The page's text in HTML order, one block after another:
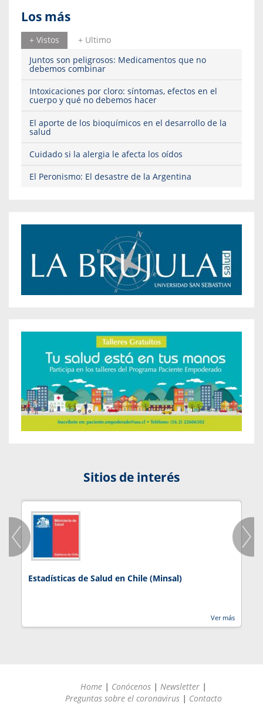
Los más
+ Vistos
+ Ultimo
Juntos son peligrosos: Medicamentos que no
debemos combinar
Intoxicaciones por cloro: síntomas, efectos en el
cuerpo y qué no debemos hacer
El aporte de los bioquímicos en el desarrollo de la
salud
Cuidado si la alergia le afecta los oídos
El Peronismo: El desastre de la Argentina
Sitios de interés
Estadísticas de Salud en Chile (Minsal)
Ver más
Home | Conócenos | Newsletter |
Preguntas sobre el coronavirus | Contacto